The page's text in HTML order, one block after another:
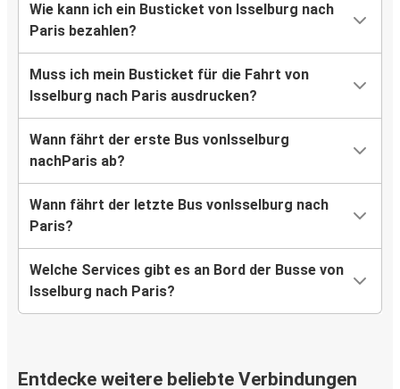
Wie kann ich ein Busticket von Isselburg nach
Paris bezahlen?
Muss ich mein Busticket für die Fahrt von
Isselburg nach Paris ausdrucken?
Wann fährt der erste Bus vonIsselburg
nachParis ab?
Wann fährt der letzte Bus vonIsselburg nach
Paris?
Welche Services gibt es an Bord der Busse von
Isselburg nach Paris?
Entdecke weitere beliebte Verbindungen